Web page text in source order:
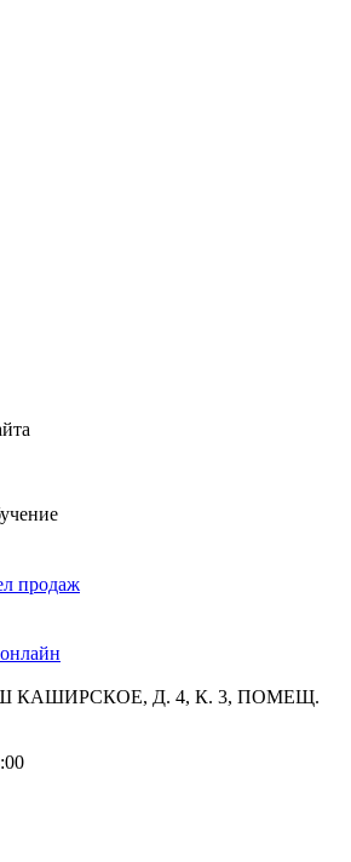
продаж
Ш КАШИРСКОЕ, Д. 4, К. 3, ПОМЕЩ.